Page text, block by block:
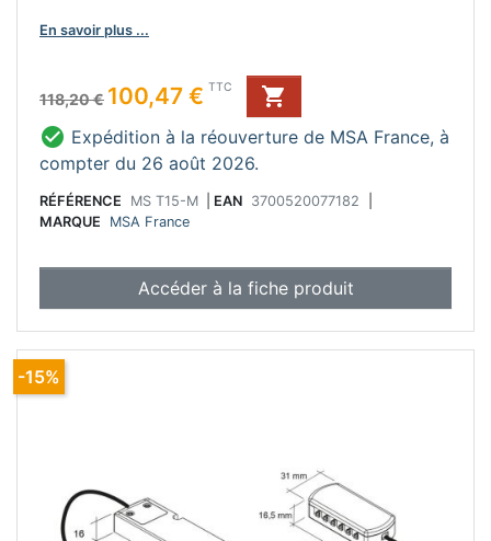
En savoir plus ...
Prix de base
118,20 €
Prix 100,47 € TTC

 Expédition à la réouverture de MSA France, à
compter du 26 août 2026.
RÉFÉRENCE MS T15-M EAN 3700520077182
MARQUE
MSA France
Accéder à la fiche produit
-15%